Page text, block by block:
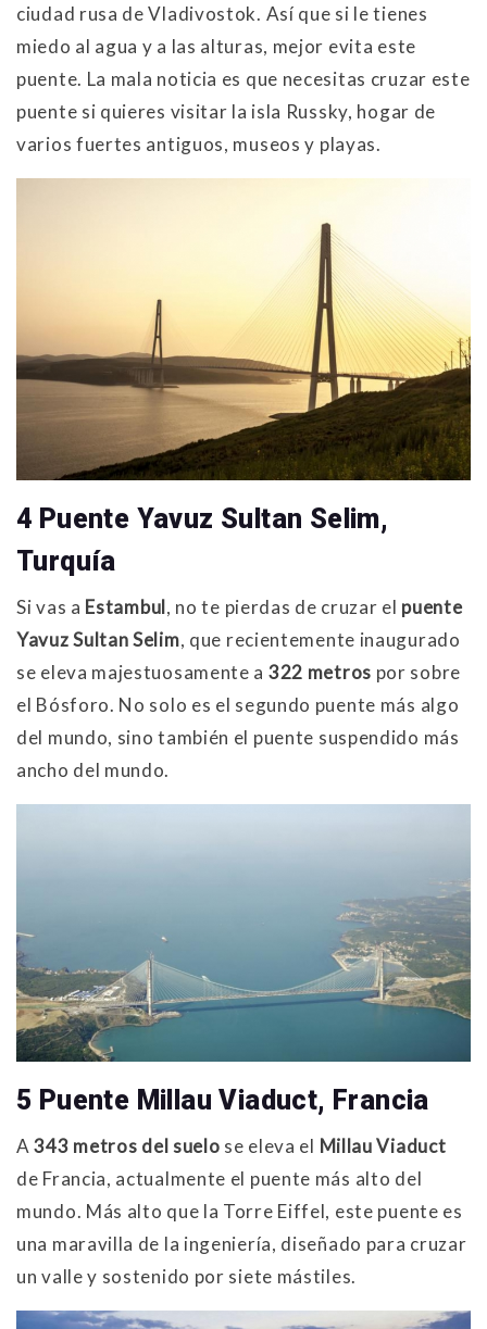
ciudad rusa de Vladivostok. Así que si le tienes
miedo al agua y a las alturas, mejor evita este
puente. La mala noticia es que necesitas cruzar este
puente si quieres visitar la isla Russky, hogar de
varios fuertes antiguos, museos y playas.
4 Puente Yavuz Sultan Selim,
Turquía
Si vas a Estambul, no te pierdas de cruzar el puente
Yavuz Sultan Selim, que recientemente inaugurado
se eleva majestuosamente a 322 metros por sobre
el Bósforo. No solo es el segundo puente más algo
del mundo, sino también el puente suspendido más
ancho del mundo.
5 Puente Millau Viaduct, Francia
A343 metros del suelo se eleva el Millau Viaduct
de Francia, actualmente el puente más alto del
mundo. Más alto que la Torre Eiffel, este puente es
una maravilla de la ingeniería, diseñado para cruzar
un valle y sostenido por siete mástiles.